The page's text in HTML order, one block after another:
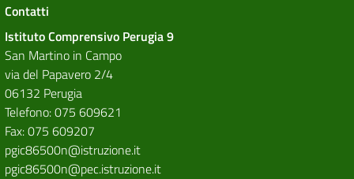
Contatti
Istituto Comprensivo Perugia 9
San Martino in Campo
via del Papavero 2/4
06132 Perugia
Telefono: 075 609621
Fax: 075 609207
pgic86500n@istruzione.it
pgic86500n@pec.istruzione.it